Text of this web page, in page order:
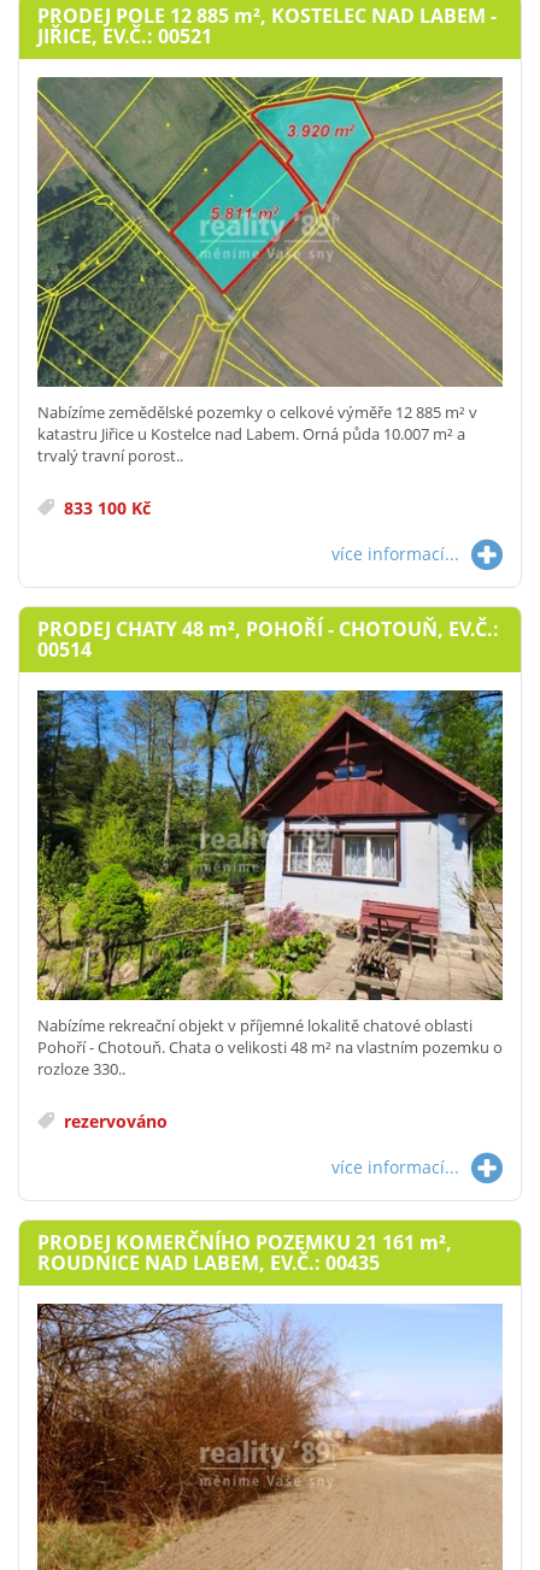
PRODEJ POLE 12 885 m², KOSTELEC NAD LABEM -
JIŘICE, EV.Č.: 00521
Nabízíme zemědělské pozemky o celkové výměře 12 885 m² v
katastru Jiřice u Kostelce nad Labem. Orná půda 10.007 m² a
trvalý travní porost..
833 100 Kč
více informací...
PRODEJ CHATY 48 m², POHOŘÍ - CHOTOUŇ, EV.Č.:
00514
Nabízíme rekreační objekt v příjemné lokalitě chatové oblasti
Pohoří - Chotouň. Chata o velikosti 48 m² na vlastním pozemku o
rozloze 330..
rezervováno
více informací...
PRODEJ KOMERČNÍHO POZEMKU 21 161 m²,
ROUDNICE NAD LABEM, EV.Č.: 00435